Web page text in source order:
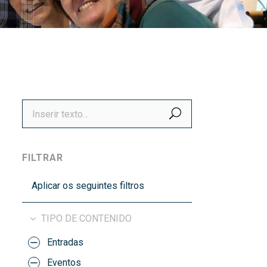
títulos
Recoñecementos de calidade
BUSCAR
FILTRAR
Aplicar os seguintes filtros
TIPO DE CONTENIDO
Entradas
Eventos